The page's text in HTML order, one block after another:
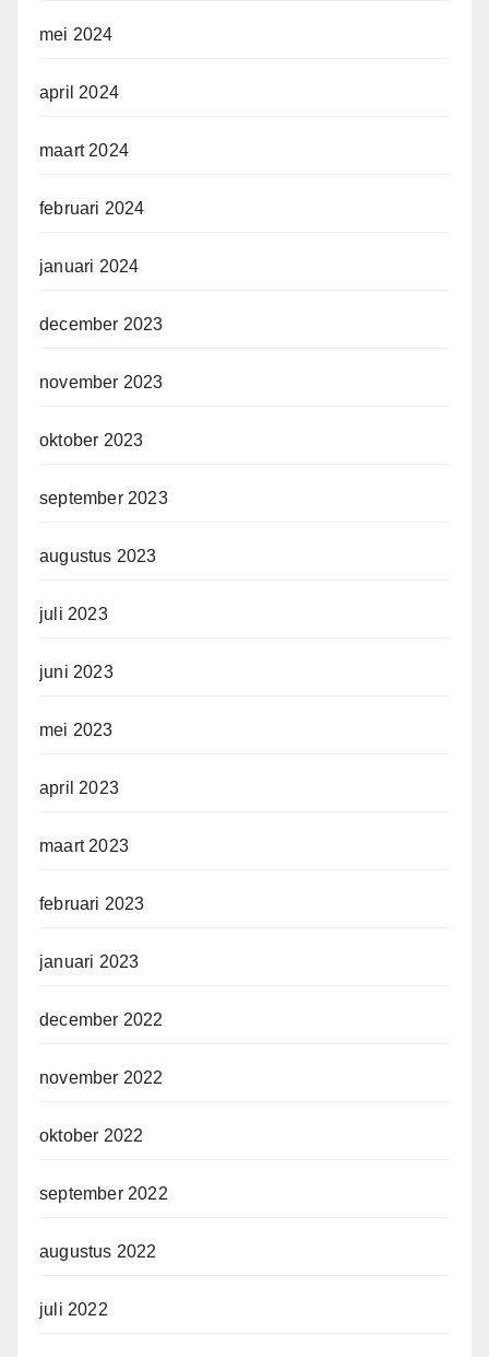
mei 2024
april 2024
maart 2024
februari 2024
januari 2024
december 2023
november 2023
oktober 2023
september 2023
augustus 2023
juli 2023
juni 2023
mei 2023
april 2023
maart 2023
februari 2023
januari 2023
december 2022
november 2022
oktober 2022
september 2022
augustus 2022
juli 2022